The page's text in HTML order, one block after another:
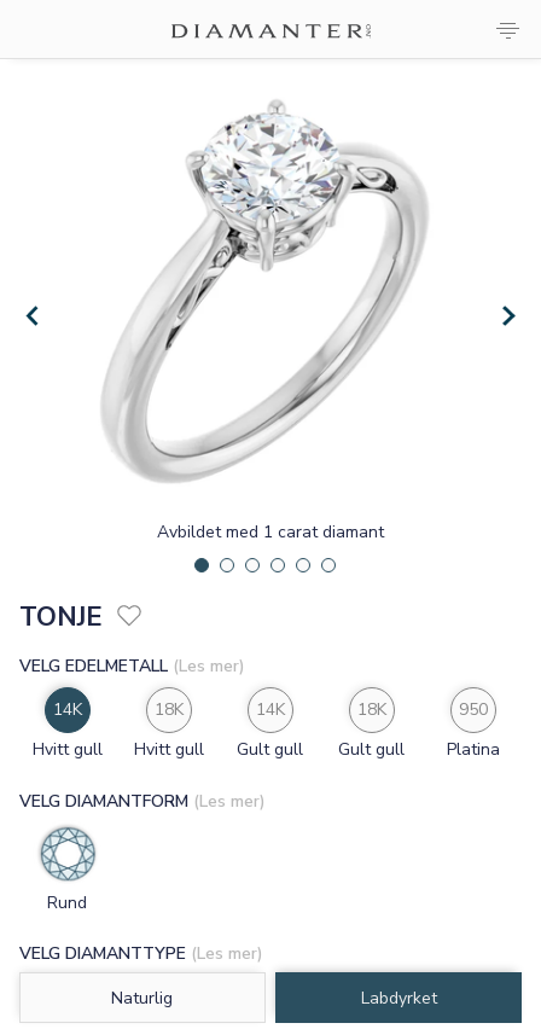
×
×
Avbildet med 1 carat diamant
TONJE
VELG DIAMANTTYPE (Les mer)
Naturlig
Labdyrket
VELG EDELMETALL (Les mer)
14K
Hvitt gull
18K
Hvitt gull
14K
Gult gull
18K
Gult gull
950
Platina
VELG DIAMANTFORM (Les mer)
Rund